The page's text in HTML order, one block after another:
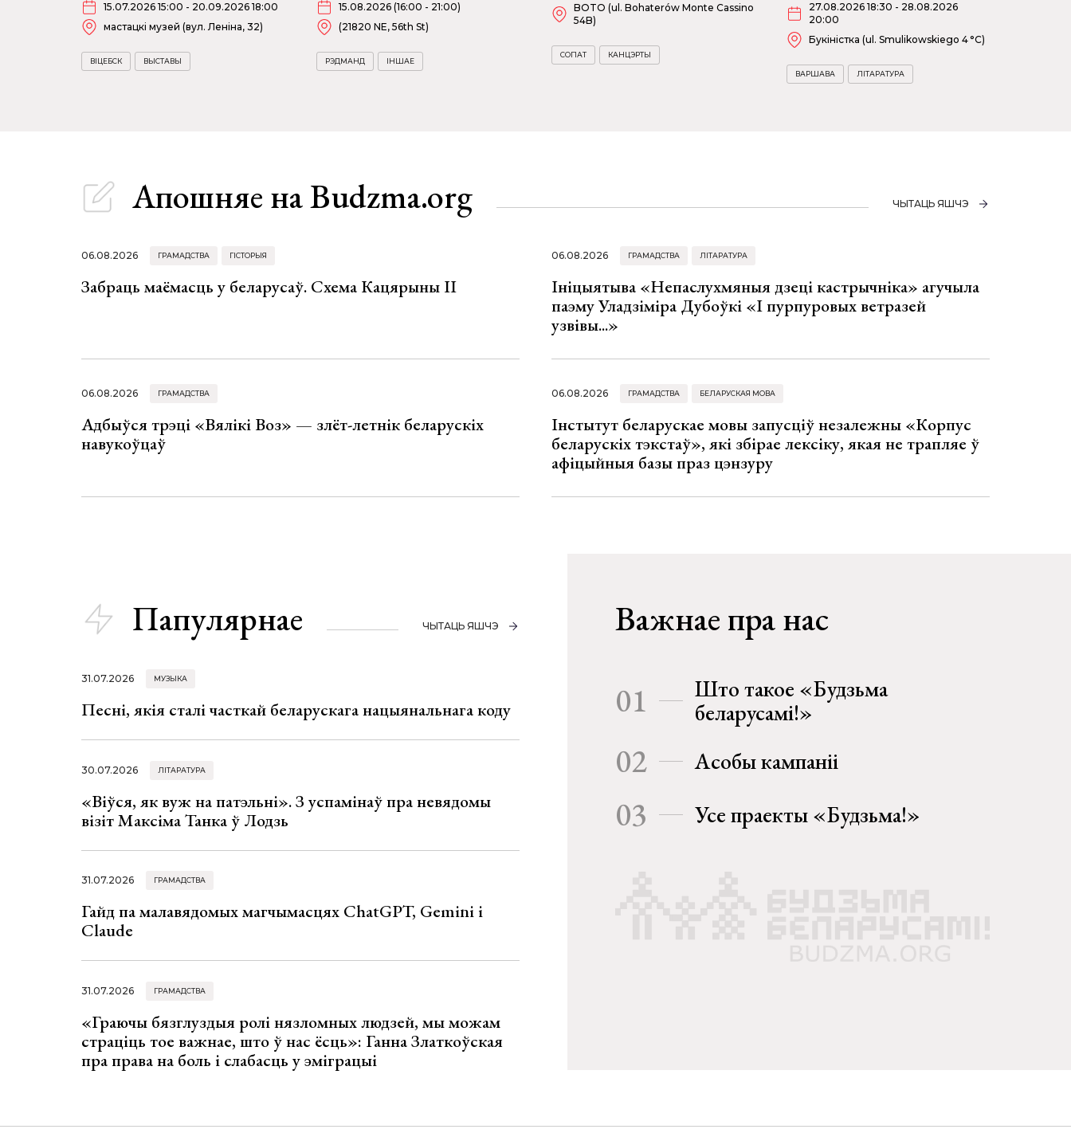
15.07.2026 15:00 - 20.09.2026 18:00
мастацкі музей (вул. Леніна, 32)
ВІЦЕБСК ВЫСТАВЫ
15.08.2026 (16:00 - 21:00)
(21820 NE, 56th St)
РЭДМАНД ІНШАЕ
BOTO (ul. Bohaterów Monte Cassino
54B)
СОПАТ КАНЦЭРТЫ
27.08.2026 18:30 - 28.08.2026
20:00
Букіністка (ul. Smulikowskiego 4 °C)
ВАРШАВА ЛІТАРАТУРА
Апошняе на Budzma.org ЧЫТАЦЬ ЯШЧЭ
06.08.2026 ГРАМАДСТВА ГІСТОРЫЯ
Забраць маёмасць у беларусаў. Схема Кацярыны ІІ
06.08.2026 ГРАМАДСТВА ЛІТАРАТУРА
Ініцыятыва «Непаслухмяныя дзеці кастрычніка» агучыла
паэму Уладзіміра Дубоўкі «І пурпуровых ветразей
узвівы...»
06.08.2026 ГРАМАДСТВА
Адбыўся трэці «Вялікі Воз» — злёт-летнік беларускіх
навукоўцаў
06.08.2026 ГРАМАДСТВА БЕЛАРУСКАЯ МОВА
Інстытут беларускае мовы запусціў незалежны «Корпус
беларускіх тэкстаў», які збірае лексіку, якая не трапляе ў
афіцыйныя базы праз цэнзуру
Папулярнае ЧЫТАЦЬ ЯШЧЭ
31.07.2026 МУЗЫКА
Песні, якія сталі часткай беларускага нацыянальнага коду
30.07.2026 ЛІТАРАТУРА
«Віўся, як вуж на патэльні». З успамінаў пра невядомы
візіт Максіма Танка ў Лодзь
31.07.2026 ГРАМАДСТВА
Гайд па малавядомых магчымасцях ChatGPT, Gemini і
Claude
31.07.2026 ГРАМАДСТВА
«Граючы бязглуздыя ролі нязломных людзей, мы можам
страціць тое важнае, што ў нас ёсць»: Ганна Златкоўская
пра права на боль і слабасць у эміграцыі
Важнае пра нас
01
Што такое «Будзьма
беларусамі!»
02 Асобы кампаніі
03 Усе праекты «Будзьма!»